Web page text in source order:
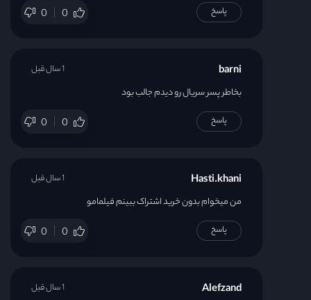
0 0 پاسخ
barni
بخاطر پسر سریال رو دیدم جالب بود
0 0
1 سال قبل
پاسخ
Hasti.khani
من میخوام بدون خرید اشتراک ببینم فیلمامو
0 0
1 سال قبل
پاسخ
Alefzand 1 سال قبل